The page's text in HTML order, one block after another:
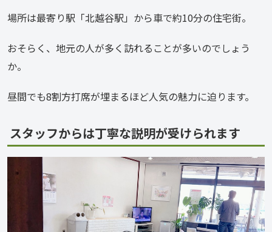
場所は最寄り駅「北越谷駅」から車で約10分の住宅街。
おそらく、地元の人が多く訪れることが多いのでしょう
か。
昼間でも8割方打席が埋まるほど人気の魅力に迫ります。
スタッフからは丁寧な説明が受けられます